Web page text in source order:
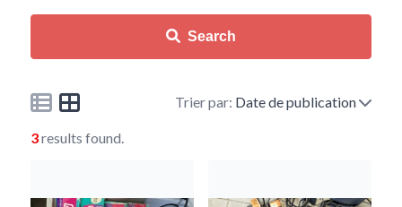
Search
Trier par: Date de publication
3results found.